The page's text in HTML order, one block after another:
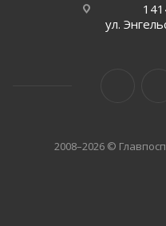
ул.
2008–2026 ©